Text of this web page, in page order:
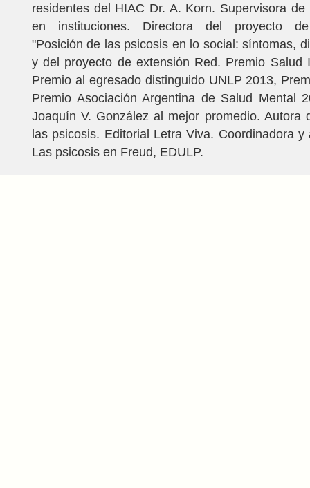
residentes del HIAC Dr. A. Korn. Supervisora
en instituciones. Directora del proyecto de
"Posición de las psicosis en lo social: síntomas,
y del proyecto de extensión Red. Premio Salud
Premio al egresado distinguido UNLP 2013,
Premio Asociación Argentina de Salud Mental
Joaquín V. González al mejor promedio. Autora
las psicosis. Editorial Letra Viva. Coordinadora y
Las psicosis en Freud, EDULP.